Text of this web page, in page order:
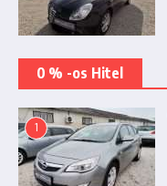
0 % -os Hitel
1